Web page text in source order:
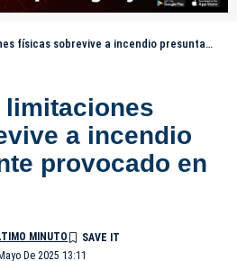
a incendio presuntamente provocado en Neiba
limitaciones
a incendio
provocado en
De 2025 13:11
MINUTO